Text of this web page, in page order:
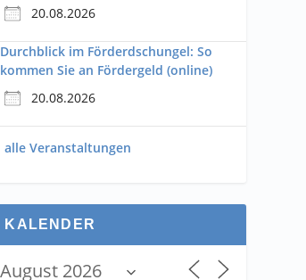
20.08.2026
Durchblick im Förderdschungel: So
kommen Sie an Fördergeld (online)
20.08.2026
alle Veranstaltungen
KALENDER